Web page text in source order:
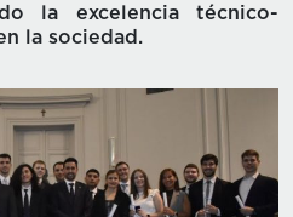
la excelencia técnico-
la sociedad.